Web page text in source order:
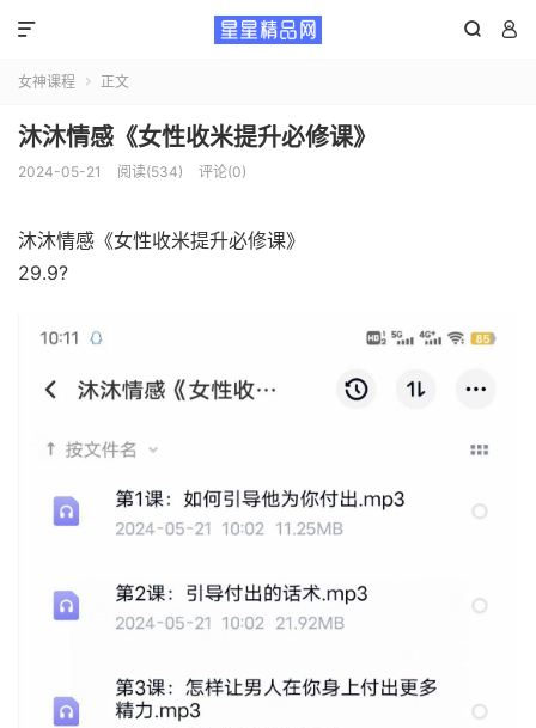
 

女神课程  正文
沐沐情感《女性收米提升必修课》
2024-05-21 阅读(534) 评论(0)
沐沐情感《女性收米提升必修课》
29.9?